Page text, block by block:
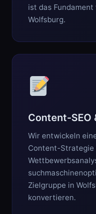
ist das
Wolfsburg.
Content-SEO
Wir entwickeln
Content-Strategie
Zielgruppe in
konvertieren.